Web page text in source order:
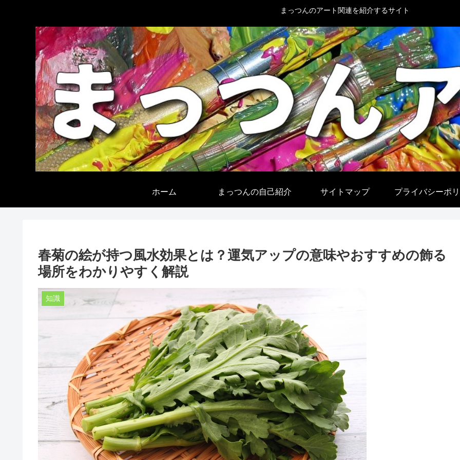
まっつんのアート関連を紹介するサイト
ホーム まっつんの自己紹介 サイトマップ プライバシーポ
春菊の絵が持つ風水効果とは？運気アップの意味やおすすめの飾る
場所をわかりやすく解説
知識